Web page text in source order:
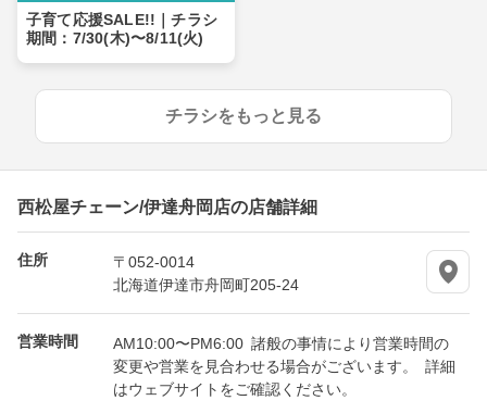
子育て応援SALE!!｜チラシ
期間：7/30(木)〜8/11(火)
チラシをもっと見る
西松屋チェーン/伊達舟岡店の店舗詳細
住所
〒052-0014
北海道伊達市舟岡町205-24
営業時間
AM10:00〜PM6:00 諸般の事情により営業時間の
変更や営業を見合わせる場合がございます。 詳細
はウェブサイトをご確認ください。